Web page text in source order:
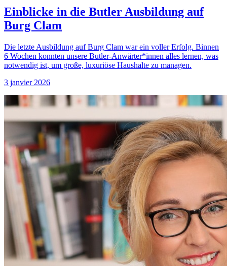
Einblicke in die Butler Ausbildung auf
Burg Clam
Die letzte Ausbildung auf Burg Clam war ein voller Erfolg. Binnen
6 Wochen konnten unsere Butler-Anwärter*innen alles lernen, was
notwendig ist, um große, luxuriöse Haushalte zu managen.
3 janvier 2026